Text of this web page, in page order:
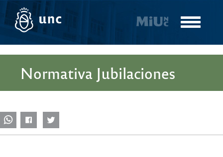
Pasar
contenido
Toggle
Normativa Jubilaciones